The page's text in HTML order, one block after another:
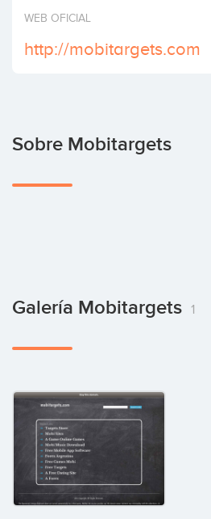
Invertir
WEB OFICIAL
http://mobitargets.com
Sobre Mobitargets
Galería Mobitargets 1